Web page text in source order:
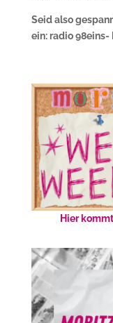
Seid also
ein: radio 98eins-
Hier